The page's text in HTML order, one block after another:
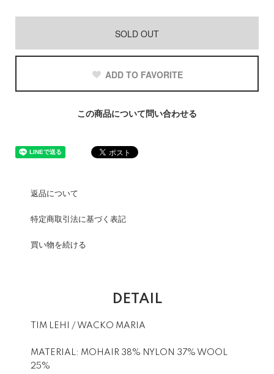
SOLD OUT
ADD TO FAVORITE
この商品について問い合わせる
返品について
特定商取引法に基づく表記
買い物を続ける
DETAIL
TIM LEHI / WACKO MARIA
MATERIAL: MOHAIR 38% NYLON 37% WOOL
25%